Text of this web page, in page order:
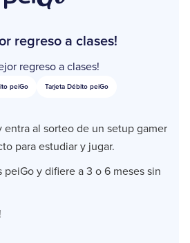
regreso a clases!
regreso a clases!
peiGo Tarjeta Débito peiGo
entra al sorteo de un setup gamer
para estudiar y jugar.
peiGo y difiere a 3 o 6 meses sin